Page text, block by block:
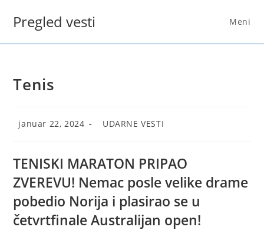
Pregled vesti Meni
Tenis
Post
published:
januar 22, 2024
Post
UDARNE VESTI
TENISKI MARATON PRIPAO
ZVEREVU! Nemac posle velike drame
pobedio Norija i plasirao se u
četvrtfinale Australijan open!